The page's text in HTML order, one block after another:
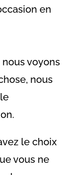
en
nous voyons
nous
le choix
vous ne